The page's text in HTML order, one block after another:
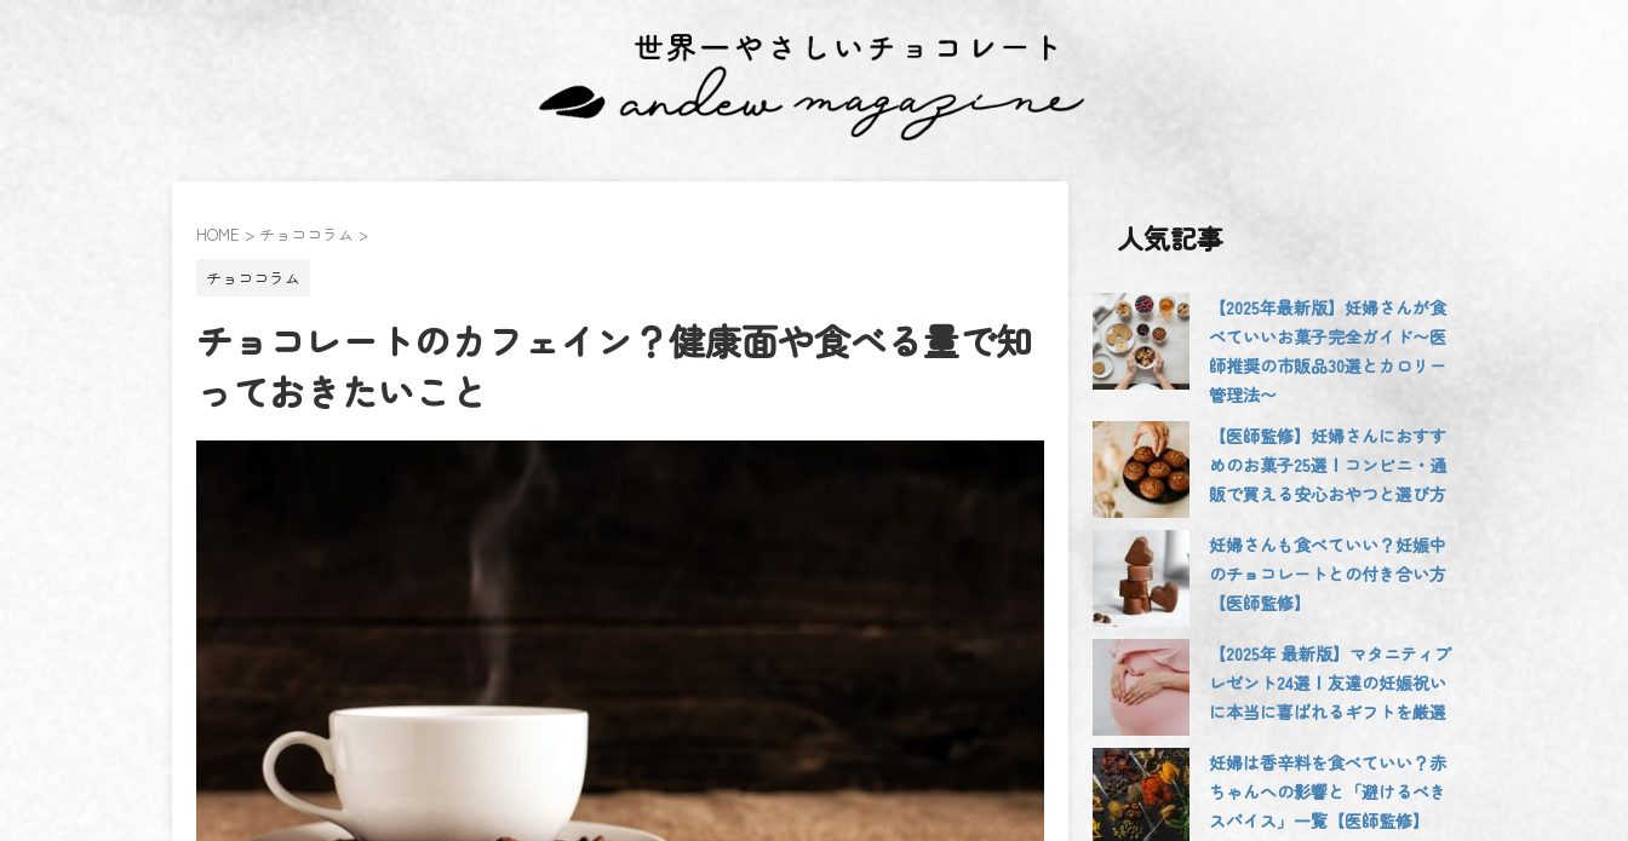
HOME > チョココラム >
チョココラム
チョコレートのカフェイン？健康面や食べる量で知
っておきたいこと
人気記事
【2025年最新版】妊婦さんが食
べていいお菓子完全ガイド〜医
師推奨の市販品30選とカロリー
管理法〜
【医師監修】妊婦さんにおすす
めのお菓子25選！コンビニ・通
販で買える安心おやつと選び方
妊婦さんも食べていい？妊娠中
のチョコレートとの付き合い方
【医師監修】
【2025年 最新版】マタニティプ
レゼント24選！友達の妊娠祝い
に本当に喜ばれるギフトを厳選
妊婦は香辛料を食べていい？赤
ちゃんへの影響と「避けるべき
スパイス」一覧【医師監修】